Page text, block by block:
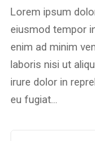
Lorem ipsum
eiusmod tempor
enim ad minim
laboris nisi ut
irure dolor in
eu fugiat...